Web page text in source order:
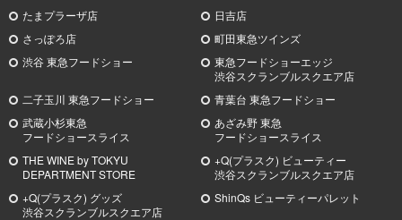
たまプラーザ店
日吉店
さっぽろ店
町田東急ツインズ
渋谷 東急フードショー
東急フードショーエッジ
渋谷スクランブルスクエア店
二子玉川 東急フードショー
青葉台 東急フードショー
武蔵小杉東急
フードショースライス
あざみ野東急
フードショースライス
THE WINE by TOKYU
DEPARTMENT STORE
+Q(プラスク) ビューティー
渋谷スクランブルスクエア店
+Q(プラスク) グッズ
渋谷スクランブルスクエア店
ShinQs ビューティーパレット